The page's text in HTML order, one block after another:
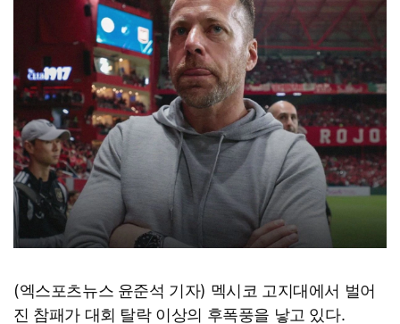
(엑스포츠뉴스 윤준석 기자) 멕시코 고지대에서 벌어
진 참패가 대회 탈락 이상의 후폭풍을 낳고 있다.